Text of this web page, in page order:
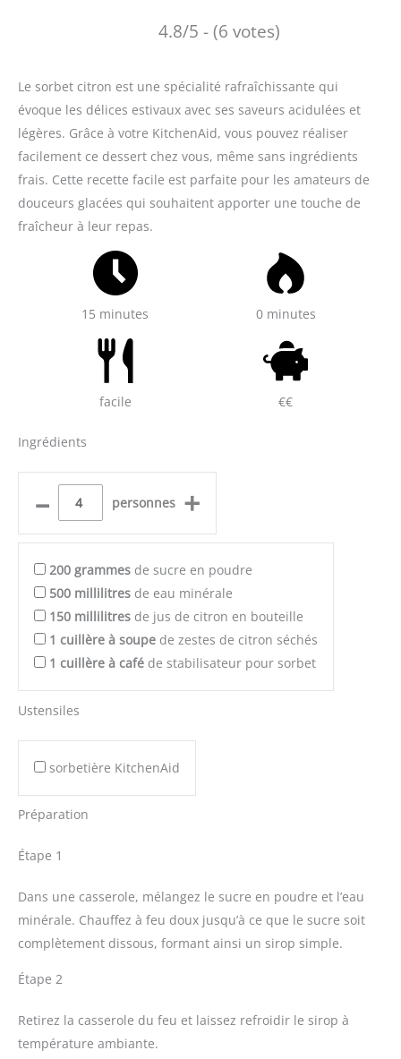
4.8/5 - (6 votes)
Le sorbet citron est une spécialité rafraîchissante qui
évoque les délices estivaux avec ses saveurs acidulées et
légères. Grâce à votre KitchenAid, vous pouvez réaliser
facilement ce dessert chez vous, même sans ingrédients
frais. Cette recette facile est parfaite pour les amateurs de
douceurs glacées qui souhaitent apporter une touche de
fraîcheur à leur repas.
15 minutes 0 minutes
facile €€
Ingrédients
– personnes +
200 grammes de sucre en poudre
500 millilitres de eau minérale
150 millilitres de jus de citron en bouteille
1 cuillère à soupe de zestes de citron séchés
1 cuillère à café de stabilisateur pour sorbet
Ustensiles
sorbetière KitchenAid
Préparation
Étape 1
Dans une casserole, mélangez le sucre en poudre et l’eau
minérale. Chauffez à feu doux jusqu’à ce que le sucre soit
complètement dissous, formant ainsi un sirop simple.
Étape 2
Retirez la casserole du feu et laissez refroidir le sirop à
température ambiante.